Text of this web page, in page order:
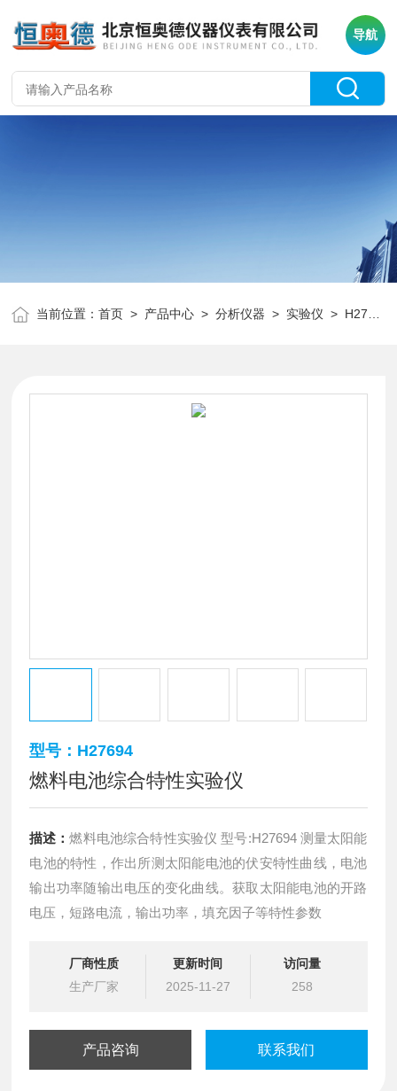
导航
当前位置：首页 > 产品中心 >分析仪器 > 实验仪 > H27694燃料电池综合特性实验仪
型号：H27694
燃料电池综合特性实验仪
描述：燃料电池综合特性实验仪 型号:H27694 测量太阳能
电池的特性，作出所测太阳能电池的伏安特性曲线，电池
输出功率随输出电压的变化曲线。获取太阳能电池的开路
电压，短路电流，输出功率，填充因子等特性参数
厂商性质
生产厂家
更新时间
2025-11-27
访问量
258
产品咨询 联系我们